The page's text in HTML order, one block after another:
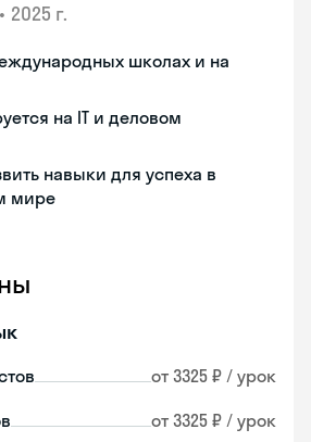
• 2025 г.
школах и на
на IT и деловом
навыки для успеха в
мире
от 3325 ₽ / урок
от 3325 ₽ / урок